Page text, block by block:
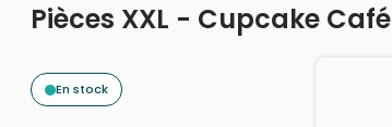
Pièces XXL - Cupcake Café
En stock